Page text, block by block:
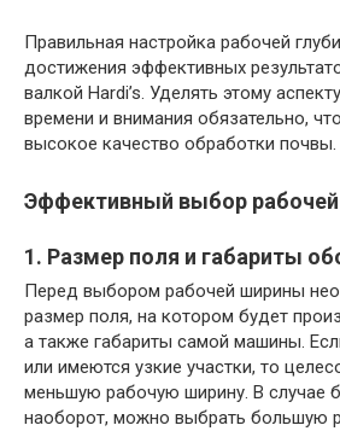
Правильная настройка рабочей
достижения эффективных
валкой Hardi’s. Уделять этому
времени и внимания обязательно,
высокое качество обработки почвы.
Эффективный выбор
1. Размер поля и габариты
Перед выбором рабочей ширины
размер поля, на котором будет
а также габариты самой машины.
или имеются узкие участки, то
меньшую рабочую ширину. В случае
наоборот, можно выбрать большую